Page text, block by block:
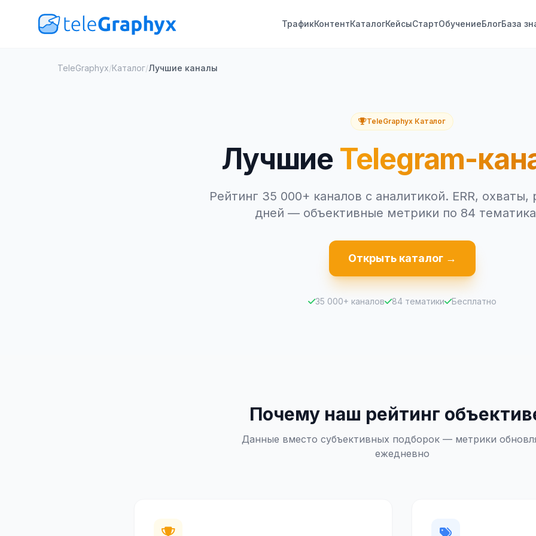
ТрафикКонтентКаталогКейсыСтартОбучениеБлогБаза
TeleGraphyx/Каталог/Лучшие каналы
TeleGraphyx Каталог
Лучшие Telegram-
Рейтинг 35 000+ каналов с аналитикой. ERR, охваты,
дней — объективные метрики по 84
Открыть каталог →
35 000+ каналов 84 тематики Бесплатно
Почему наш рейтинг
Данные вместо субъективных подборок — метрики
ежедневно